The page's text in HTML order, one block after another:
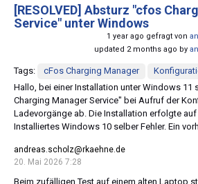
[RESOLVED] Absturz "cfos
Service" unter Windows
1 year ago gefragt von
updated 2 months ago by
Tags: cFos Charging Manager
Hallo, bei einer Installation unter Windows
Charging Manager Service" bei Aufruf der
Ladevorgänge ab. Die Installation erfolgte auf
Installiertes Windows 10 selber Fehler. Ein
andreas.scholz@rkaehne.de
20. Mai 2026 7:28
Beim zufälligen Test auf einem alten Laptop